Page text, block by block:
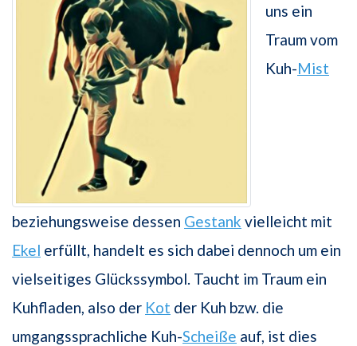
uns ein
Traum vom
Kuh-Mist
beziehungsweise dessen Gestank vielleicht mit
Ekel erfüllt, handelt es sich dabei dennoch um ein
vielseitiges Glückssymbol. Taucht im Traum ein
Kuhfladen, also der Kot der Kuh bzw. die
umgangssprachliche Kuh-Scheiße auf, ist dies